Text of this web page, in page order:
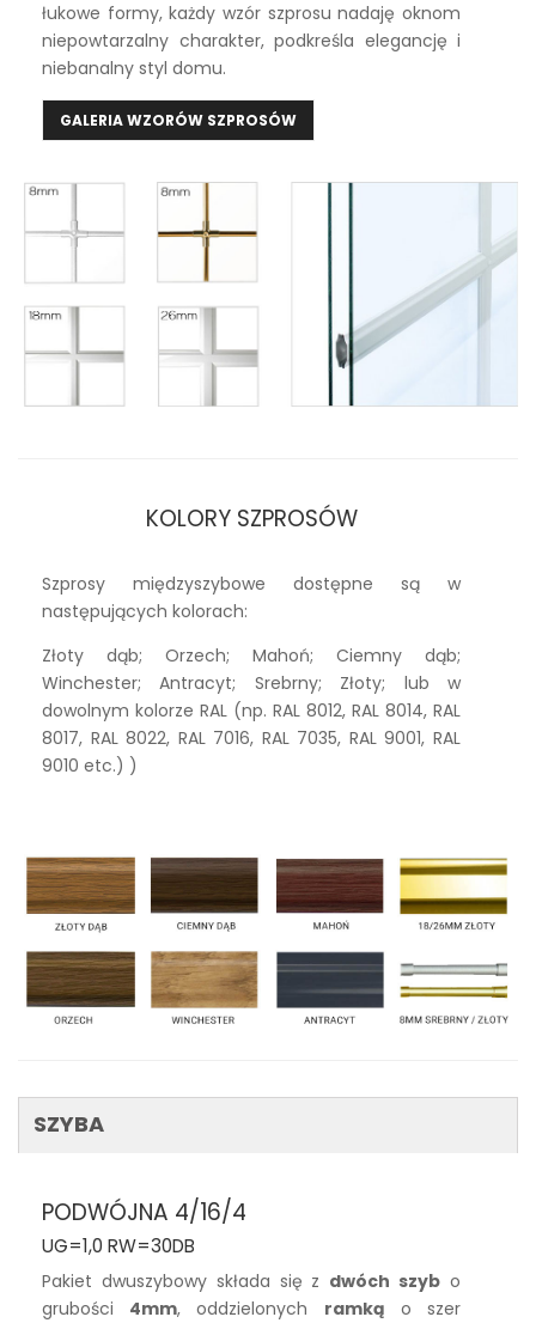
łukowe formy, każdy wzór szprosu nadaję oknom
niepowtarzalny charakter, podkreśla elegancję i
niebanalny styl domu.
GALERIA WZORÓW SZPROSÓW
KOLORY SZPROSÓW
Szprosy międzyszybowe dostępne są w
następujących kolorach:
Złoty dąb; Orzech; Mahoń; Ciemny dąb;
Winchester; Antracyt; Srebrny; Złoty; lub w
dowolnym kolorze RAL (np. RAL 8012, RAL 8014, RAL
8017, RAL 8022, RAL 7016, RAL 7035, RAL 9001, RAL
9010 etc.) )
SZYBA
PODWÓJNA 4/16/4
UG=1,0 RW=30DB
Pakiet dwuszybowy składa się z dwóch szyb o
grubości 4mm, oddzielonych ramką o szer